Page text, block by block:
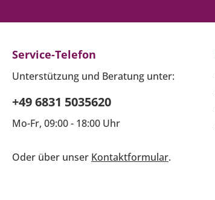
Service-Telefon
Unterstützung und Beratung unter:
+49 6831 5035620
Mo-Fr, 09:00 - 18:00 Uhr
Oder über unser Kontaktformular.